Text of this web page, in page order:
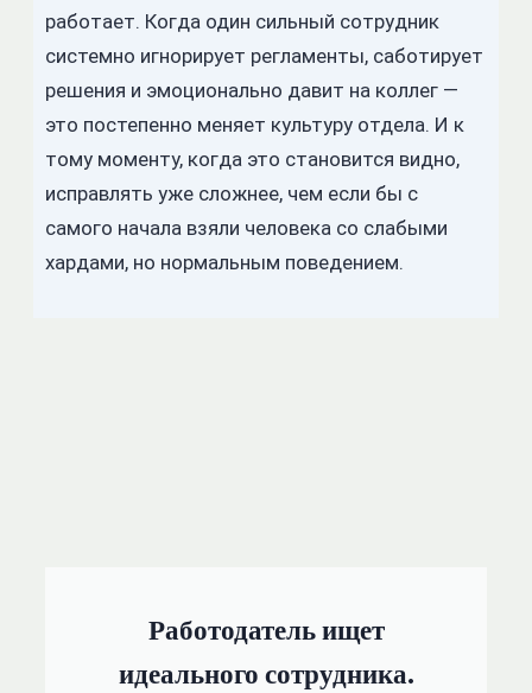
работает. Когда один сильный сотрудник
системно игнорирует регламенты, саботирует
решения и эмоционально давит на коллег —
это постепенно меняет культуру отдела. И к
тому моменту, когда это становится видно,
исправлять уже сложнее, чем если бы с
самого начала взяли человека со слабыми
хардами, но нормальным поведением.
Работодатель ищет
идеального сотрудника.